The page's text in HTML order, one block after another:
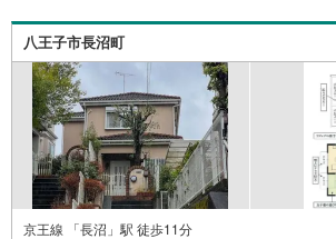
八王子市長沼町
京王線 「長沼」駅 徒歩11分